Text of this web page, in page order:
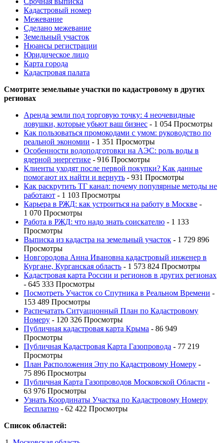
Кадастровый номер
Межевание
Сделано межевание
Земельный участок
Нюансы регистрации
Юридическое лицо
Карта города
Кадастровая палата
Смотрите земельные участки по кадастровому в других
регионах
Аренда земли под торговую точку: 4 неочевидные
ловушки, которые убьют ваш бизнес - 1 054 Просмотры
Как пользоваться промокодами с умом: руководство по
реальной экономии - 1 351 Просмотры
Особенности водоподготовки на АЭС: роль воды в
ядерной энергетике - 916 Просмотры
Клиенты уходят после первой покупки? Как данные
помогают их найти и вернуть - 931 Просмотры
Как раскрутить ТГ канал: почему популярные методы не
работают - 1 103 Просмотры
Карьера в РЖД: как устроиться на работу в Москве -
1 070 Просмотры
Работа в РЖД: что надо знать соискателю - 1 133
Просмотры
Выписка из кадастра на земельный участок - 1 729 896
Просмотры
Новгородова Анна Ивановна кадастровый инженер в
Кургане, Курганская область - 1 573 824 Просмотры
Кадастровая карта России и регионов в других регионах
- 645 333 Просмотры
Посмотреть Участок со Спутника в Реальном Времени -
153 489 Просмотры
Распечатать Ситуационный План по Кадастровому
Номеру - 120 326 Просмотры
Публичная кадастровая карта Крыма - 86 949
Просмотры
Публичная Кадастровая Карта Газопровода - 77 219
Просмотры
План Расположения Эпу по Кадастровому Номеру -
75 896 Просмотры
Публичная Карта Газопроводов Московской Области -
63 976 Просмотры
Узнать Координаты Участка по Кадастровому Номеру
Бесплатно - 62 422 Просмотры
Список областей: